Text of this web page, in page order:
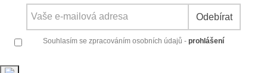
Odebírat
Souhlasím se zpracováním osobních údajů - prohlášení